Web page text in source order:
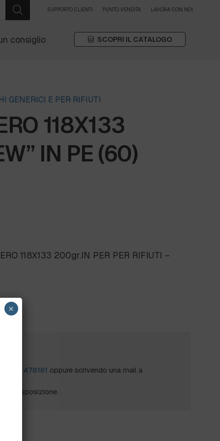
SUPPORTO CLIENTI PUNTO VENDITA LAVORA CON NOI
consiglio SCOPRI IL CATALOGO
GENERICI E PER RIFIUTI
118X133
IN PE (60)
118X133 200gr.IN PER PER RIFIUTI –
0172 478161 oppure scrivendo una mail a
a disposizione.
×